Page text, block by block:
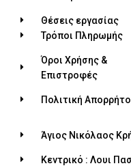
Θέσεις εργασίας
Τρόποι Πληρωμής
Όροι Χρήσης &
Επιστροφές
Πολιτική
Άγιος Νικόλαος
Κεντρικό : Λουι